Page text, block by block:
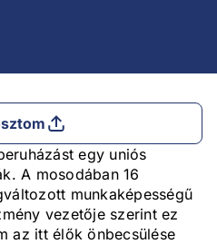
egy uniós
A mosodában 16
munkaképességű
vezetője szerint ez
az itt élők önbecsülése